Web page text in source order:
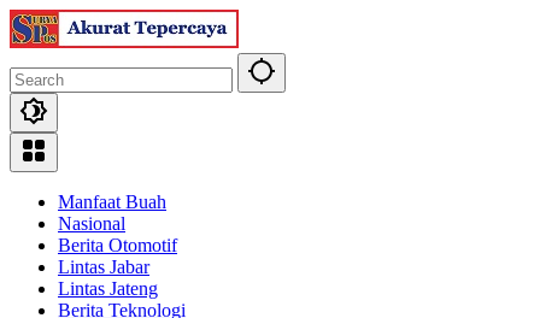
Skip
to
Manfaat Buah
Nasional
Berita Otomotif
Lintas Jabar
Lintas Jateng
Berita Teknologi